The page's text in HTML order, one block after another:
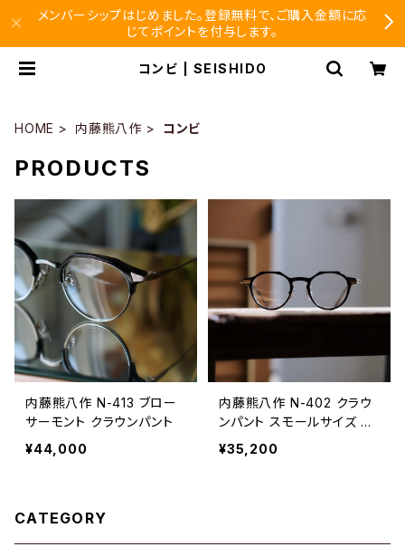
メンバーシップはじめました。登録無料で、ご購入金額に応
じてポイントを付与します。
コンビ | SEISHIDO
HOME 内藤熊八作 コンビ
PRODUCTS
内藤熊八作 N-413 ブロー
サーモント クラウンパント
¥44,000
内藤熊八作 N-402 クラウ
ンパント スモールサイズ 小
ぶり 小さなサイズ
¥35,200
CATEGORY